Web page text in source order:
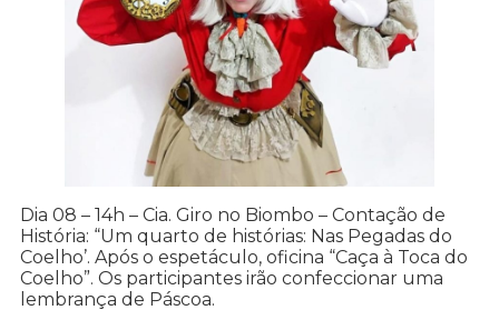
Dia 08 – 14h – Cia. Giro no Biombo – Contação de
História: “Um quarto de histórias: Nas Pegadas do
Coelho’. Após o espetáculo, oficina “Caça à Toca do
Coelho”. Os participantes irão confeccionar uma
lembrança de Páscoa.